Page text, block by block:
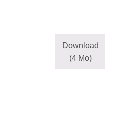
Download
(4 Mo)